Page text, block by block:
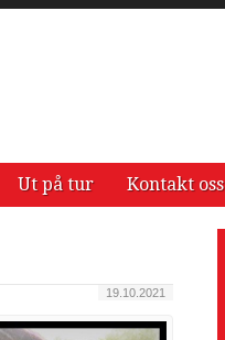
Ut på tur Kontakt oss
19.10.2021